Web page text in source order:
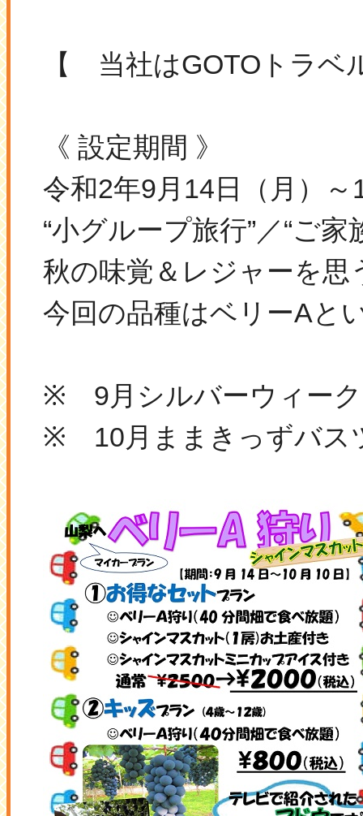
【 当社はGOTOトラ
《 設定期間 》
令和2年9月14日（月）
“小グループ旅行”／“ご
秋の味覚＆レジャーを
今回の品種はベリーAと
※ 9月シルバーウィーク
※ 10月ままきっずバス